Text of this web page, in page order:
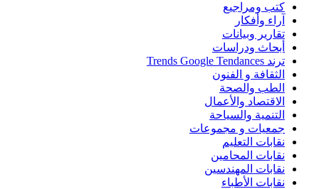
كتب ومراجيع
آراء وأفكار
تقارير وبيانات
أبحاث ودراسات
ترند Trends Google Tendances
الثقافة و الفنون
الطب والصحة
الاقتصاد والأعمال
التنمية والسياحة
جمعيات و مجموعات
نقابات التعليم
نقابات المحامين
نقابات المهندسين
نقابات الأطباء